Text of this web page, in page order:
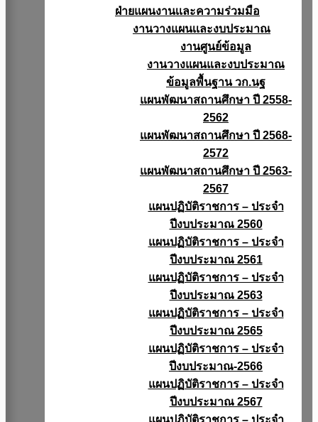
ฝ่ายแผนงานเเละความร่วมมือ
งานวางแผนเเละงบประมาณ
งานศูนย์ข้อมูล
งานวางแผนและงบประมาณ
ข้อมูลพื้นฐาน วก.นฐ
แผนพัฒนาสถานศึกษา ปี 2558-
2562
แผนพัฒนาสถานศึกษา ปี 2568-
2572
แผนพัฒนาสถานศึกษา ปี 2563-
2567
แผนปฏิบัติราชการ – ประจำ
ปีงบประมาณ 2560
แผนปฏิบัติราชการ – ประจำ
ปีงบประมาณ 2561
แผนปฏิบัติราชการ – ประจำ
ปีงบประมาณ 2563
แผนปฏิบัติราชการ – ประจำ
ปีงบประมาณ 2565
แผนปฏิบัติราชการ – ประจำ
ปีงบประมาณ-2566
แผนปฏิบัติราชการ – ประจำ
ปีงบประมาณ 2567
แผนปฏิบัติราชการ – ประจำ